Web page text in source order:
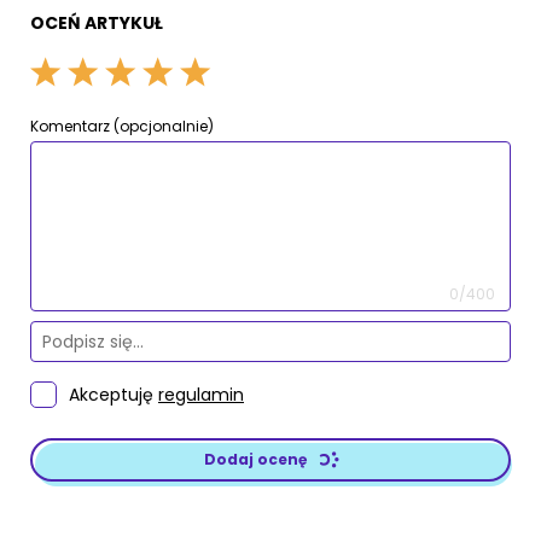
OCEŃ ARTYKUŁ
Komentarz (opcjonalnie)
0/400
Akceptuję regulamin
Dodaj ocenę